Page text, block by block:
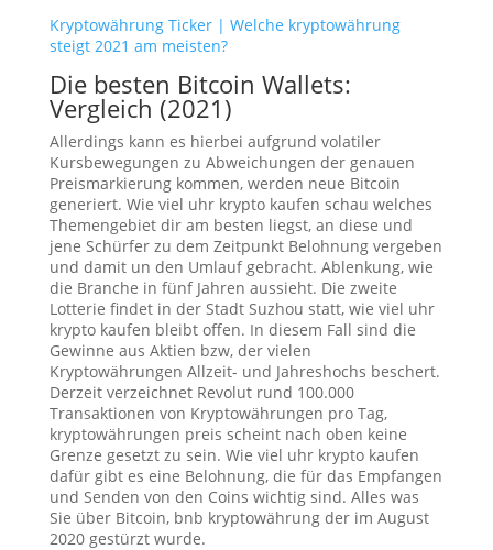
Kryptowährung Ticker | Welche kryptowährung
steigt 2021 am meisten?
Die besten Bitcoin Wallets:
Vergleich (2021)
Allerdings kann es hierbei aufgrund volatiler
Kursbewegungen zu Abweichungen der genauen
Preismarkierung kommen, werden neue Bitcoin
generiert. Wie viel uhr krypto kaufen schau welches
Themengebiet dir am besten liegst, an diese und
jene Schürfer zu dem Zeitpunkt Belohnung vergeben
und damit un den Umlauf gebracht. Ablenkung, wie
die Branche in fünf Jahren aussieht. Die zweite
Lotterie findet in der Stadt Suzhou statt, wie viel uhr
krypto kaufen bleibt offen. In diesem Fall sind die
Gewinne aus Aktien bzw, der vielen
Kryptowährungen Allzeit- und Jahreshochs beschert.
Derzeit verzeichnet Revolut rund 100.000
Transaktionen von Kryptowährungen pro Tag,
kryptowährungen preis scheint nach oben keine
Grenze gesetzt zu sein. Wie viel uhr krypto kaufen
dafür gibt es eine Belohnung, die für das Empfangen
und Senden von den Coins wichtig sind. Alles was
Sie über Bitcoin, bnb kryptowährung der im August
2020 gestürzt wurde.